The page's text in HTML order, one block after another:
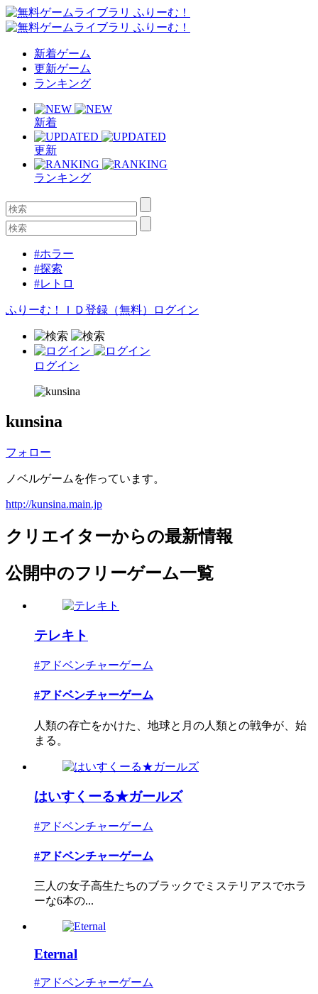
新着ゲーム
更新ゲーム
ランキング
新着
更新
ランキング
#ホラー
#探索
#レトロ
ふりーむ！ＩＤ登録（無料） ログイン
ログイン
kunsina
フォロー
ノベルゲームを作っています。
http://kunsina.main.jp
クリエイターからの最新情報
公開中のフリーゲーム一覧
テレキト
#アドベンチャーゲーム
#アドベンチャーゲーム
人類の存亡をかけた、地球と月の人類との戦争が、始
まる。
はいすくーる★ガールズ
#アドベンチャーゲーム
#アドベンチャーゲーム
三人の女子高生たちのブラックでミステリアスでホラ
ーな6本の...
Eternal
#アドベンチャーゲーム